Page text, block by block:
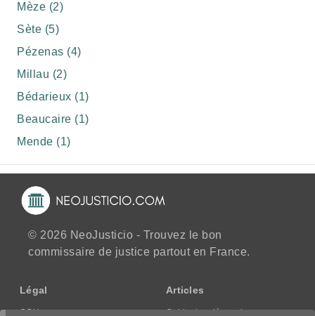
Mèze (2)
Sète (5)
Pézenas (4)
Millau (2)
Bédarieux (1)
Beaucaire (1)
Mende (1)
© 2026 NeoJusticio - Trouvez le bon
commissaire de justice partout en France.
Légal
CGU
Articles
Guide des démarches